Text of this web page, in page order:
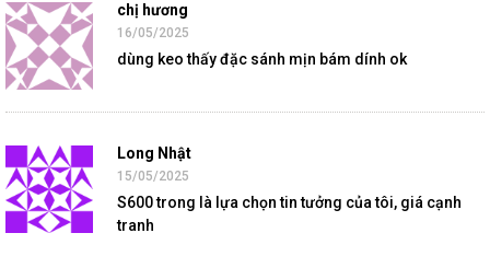
chị hương
16/05/2025
dùng keo thấy đặc sánh mịn bám dính ok
Long Nhật
15/05/2025
S600 trong là lựa chọn tin tưởng của tôi, giá cạnh
tranh